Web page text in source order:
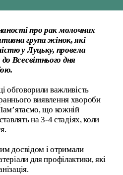
про рак молочних
група жінок, які
у Луцьку, провела
Всесвітнього дня
обговорили важливість
виявлення хвороби
що кожній
на 3-4 стадіях, коли
досвідом і отримали
для профілактики, які